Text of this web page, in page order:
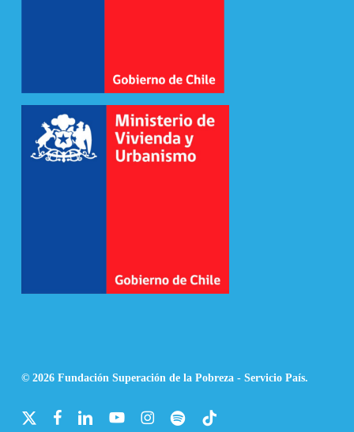
© 2026 Fundación Superación de la Pobreza - Servicio País.
x-
facebooklinkedin youtube instagramspotify tiktok